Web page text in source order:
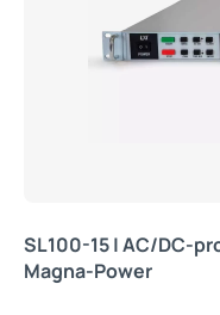
SL100-15 | AC/DC-
Magna-Power